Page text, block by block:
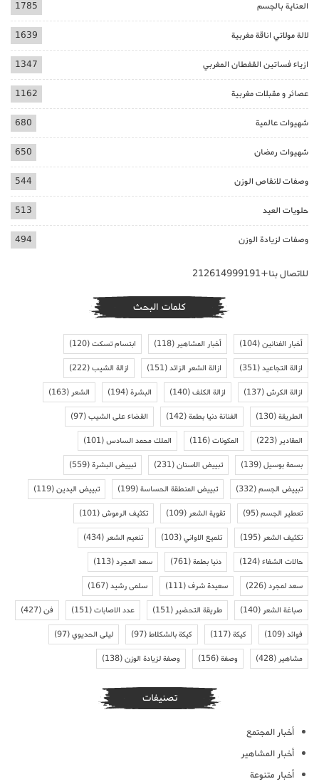
العناية بالجسم 1785
لالة مولاتي اناقة مغربية 1639
ازياء فساتين القفطان المغربي 1347
عصائر و مقبلات مغربية 1162
شهيوات عالمية 680
شهيوات رمضان 650
وصفات لانقاص الوزن 544
حلويات العيد 513
وصفات لزيادة الوزن 494
للاتصال بنا+212614999191
كلمات البحث
أخبار الفنانين(104) أخبار المشاهير(118) ابتسام تسكت(120)
ازالة التجاعيد(351) ازالة الشعر الزائد(151) ازالة الشيب(222)
ازالة الكرش(137) ازالة الكلف(140) البشرة(194) الشعر(163)
الطريقة(130) الفنانة دنيا بطمة(142) القضاء على الشيب(97)
المقادير(223) المكونات(116) الملك محمد السادس(101)
بسمة بوسيل(139) تبييض الاسنان(231) تبييض البشرة(559)
تبييض الجسم(332) تبييض المنطقة الحساسة(199) تبييض اليدين(119)
تعطير الجسم(95) تقوية الشعر(109) تكثيف الرموش(101)
تكثيف الشعر(195) تلميع الاواني(103) تنعيم الشعر(434)
حالات الشفاء(124) دنيا بطمة(761) سعد المجرد(113)
سعد لمجرد(226) سعيدة شرف(111) سلمى رشيد(167)
صباغة الشعر(140) طريقة التحضير(151) عدد الاصابات(151) فن(427)
فوائد(109) كيكة(117) كيكة بالشكلاط(97) ليلى الحديوي(97)
مشاهير(428) وصفة(156) وصفة لزيادة الوزن(138)
تصنيفات
أخبار المجتمع
أخبار المشاهير
أخبار متنوعة